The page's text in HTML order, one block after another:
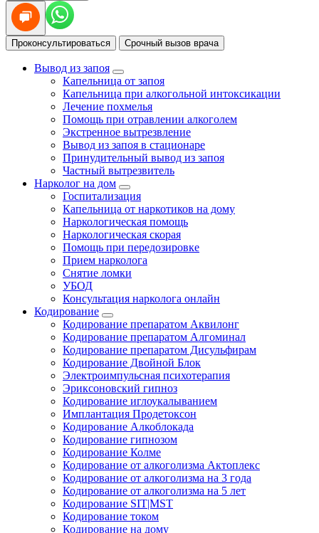
Проконсультироваться Срочный вызов врача
Вывод из запоя
Капельница от запоя
Капельница при алкогольной интоксикации
Лечение похмелья
Помощь при отравлении алкоголем
Экстренное вытрезвление
Вывод из запоя в стационаре
Принудительный вывод из запоя
Частный вытрезвитель
Нарколог на дом
Госпитализация
Капельница от наркотиков на дому
Наркологическая помощь
Наркологическая скорая
Помощь при передозировке
Прием нарколога
Снятие ломки
УБОД
Консультация нарколога онлайн
Кодирование
Кодирование препаратом Аквилонг
Кодирование препаратом Алгоминал
Кодирование препаратом Дисульфирам
Кодирование Двойной Блок
Электроимпульсная психотерапия
Эриксоновский гипноз
Кодирование иглоукалыванием
Имплантация Продетоксон
Кодирование Алкоблокада
Кодирование гипнозом
Кодирование Колме
Кодирование от алкоголизма Актоплекс
Кодирование от алкоголизма на 3 года
Кодирование от алкоголизма на 5 лет
Кодирование SIT|MST
Кодирование током
Кодирование на дому